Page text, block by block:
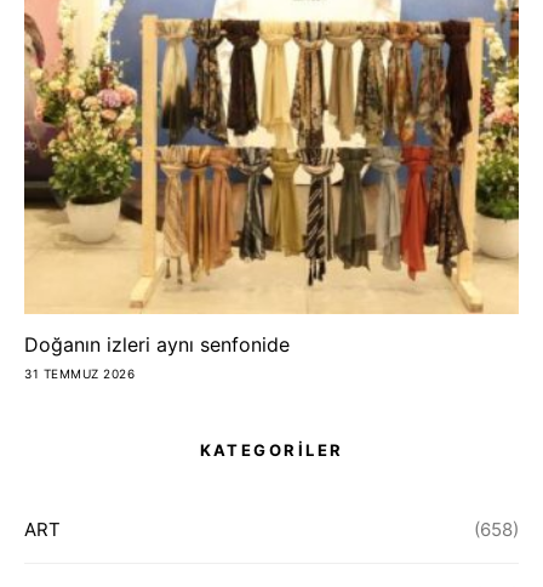
Doğanın izleri aynı senfonide
31 TEMMUZ 2026
KATEGORİLER
ART (658)